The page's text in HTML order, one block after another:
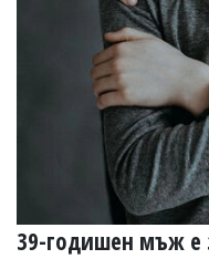
39-годишен мъж е